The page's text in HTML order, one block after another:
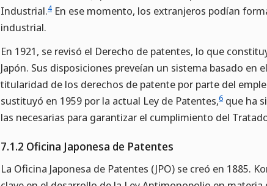
Industrial.4 En ese momento, los extranjeros podían
industrial.
En 1921, se revisó el Derecho de patentes, lo que
Japón. Sus disposiciones preveían un sistema basado en
titularidad de los derechos de patente por parte del
sustituyó en 1959 por la actual Ley de Patentes,6 que ha
las necesarias para garantizar el cumplimiento del
7.1.2 Oficina Japonesa de Patentes
La Oficina Japonesa de Patentes (JPO) se creó en 1885.